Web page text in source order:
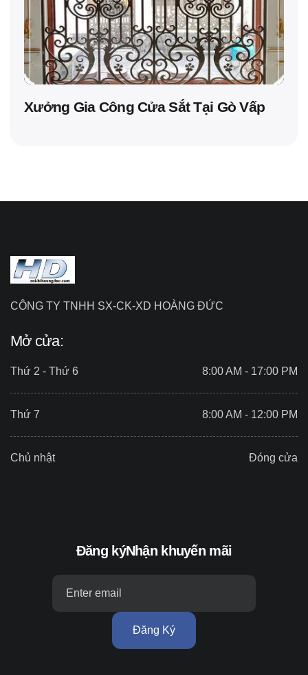
Xưởng Gia Công Cửa Sắt Tại Gò Vấp
CÔNG TY TNHH SX-CK-XD HOÀNG ĐỨC
Mở cửa:
Thứ 2 - Thứ 6 8:00 AM - 17:00 PM
Thứ 7 8:00 AM - 12:00 PM
Chủ nhật Đóng cửa
Đăng kýNhận khuyến mãi
Đăng Ký